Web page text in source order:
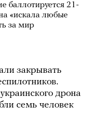
баллотируется 21-
«искала любые
за мир
закрывать
дрона
семь человек